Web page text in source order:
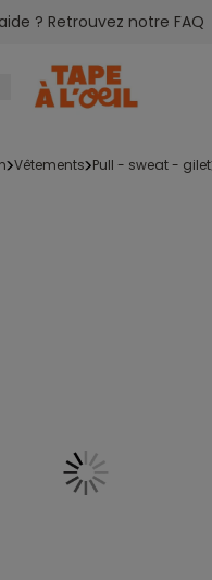
? Retrouvez notre FAQ
vêtements pull - sweat - gilet